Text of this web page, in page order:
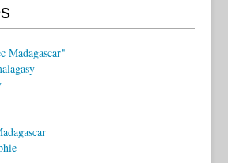
Madagascar"